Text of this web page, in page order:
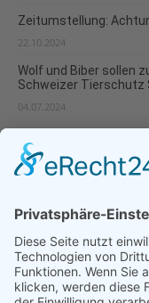
Zeitumstellung:
22.10.2024
Wolf und Biber sollen
Schweizer Tierschutz
04.07.2024
27.03.2024